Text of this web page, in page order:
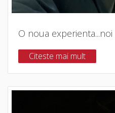
O noua experienta...noi
Citeste mai mult